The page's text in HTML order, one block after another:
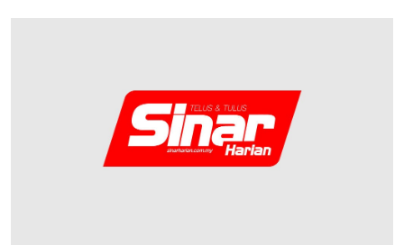
Kabinet Perikatan...